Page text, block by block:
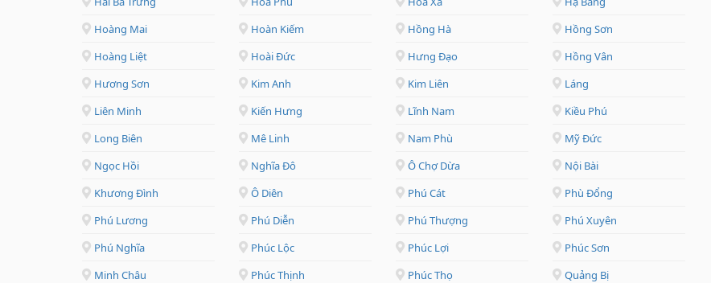
Hoàng Mai
Hoàn Kiếm Hồng Hà
Hồng Sơn
Hoàng Liệt
Hoài Đức Hưng Đạo
Hồng Vân
Hương Sơn
Kim Anh Kim Liên
Láng
Liên Minh
Kiến Hưng Lĩnh Nam
Kiều Phú
Long Biên
Mê Linh Nam Phù
Mỹ Đức
Ngọc Hồi
Nghĩa Đô Ô Chợ Dừa
Nội Bài
Khương Đình
Ô Diên Phú Cát
Phù Đổng
Phú Lương
Phú Diễn Phú Thượng
Phú Xuyên
Phú Nghĩa
Phúc Lộc Phúc Lợi
Phúc Sơn
Minh Châu
Phúc Thịnh Phúc Thọ
Quảng Bị